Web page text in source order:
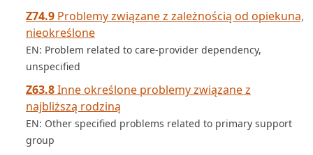
Z74.9 Problemy związane z zależnością od opiekuna,
nieokreślone
EN: Problem related to care-provider dependency,
unspecified
Z63.8Inne określone problemy związane z
najbliższą rodziną
EN: Other specified problems related to primary support
group